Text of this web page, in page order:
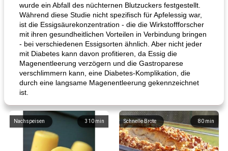
wurde ein Abfall des nüchternen Blutzuckers festgestellt.
Während diese Studie nicht spezifisch für Apfelessig war,
ist die Essigsäurekonzentration - die die Wirkstoffforscher
mit ihren gesundheitlichen Vorteilen in Verbindung bringen
- bei verschiedenen Essigsorten ähnlich. Aber nicht jeder
mit Diabetes kann davon profitieren, da Essig die
Magenentleerung verzögern und die Gastroparese
verschlimmern kann, eine Diabetes-Komplikation, die
durch eine langsame Magenentleerung gekennzeichnet
ist.
310 min
Nachspeisen 80 min
Schnelle Brote